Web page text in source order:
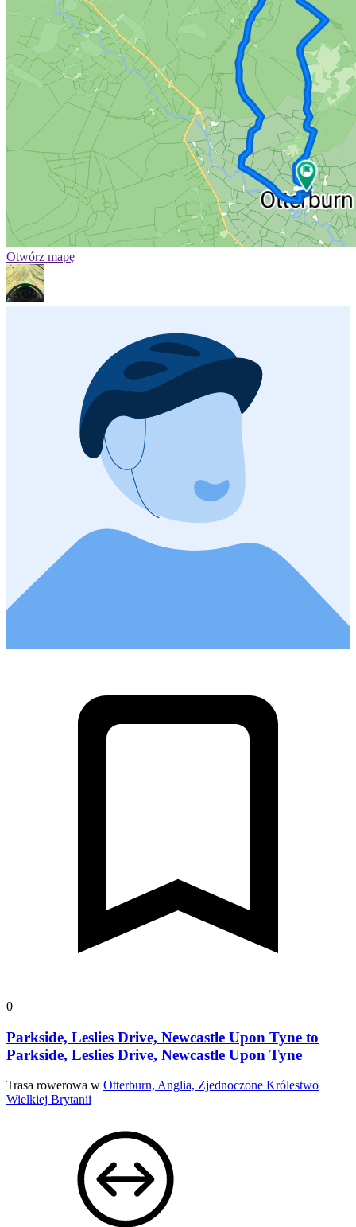
Otwórz mapę
0
Parkside, Leslies Drive, Newcastle Upon Tyne to
Parkside, Leslies Drive, Newcastle Upon Tyne
Trasa rowerowa w Otterburn, Anglia, Zjednoczone Królestwo
Wielkiej Brytanii